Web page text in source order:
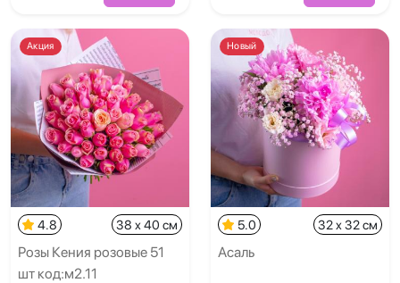
Акция
4.8 38 x 40 см
Розы Кения розовые 51
шт код:м2.11
Новый
5.0 32 x 32 см
Асаль